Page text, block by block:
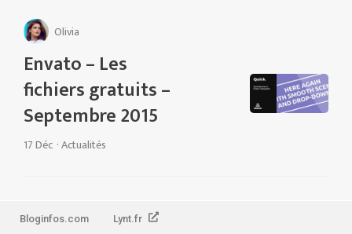
Olivia
Envato – Les
fichiers gratuits –
Septembre 2015
17 Déc ·Actualités
Bloginfos.com Lynt.fr